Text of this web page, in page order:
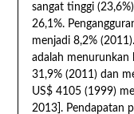
sangat tinggi
26,1%.
menjadi 8,2%
adalah menurunkan
31,9% (2011) dan
US$ 4105 (1999)
2013]. Pendapatan